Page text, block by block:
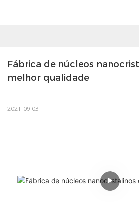
Fábrica de núcleos
melhor qualidade
2021-09-03